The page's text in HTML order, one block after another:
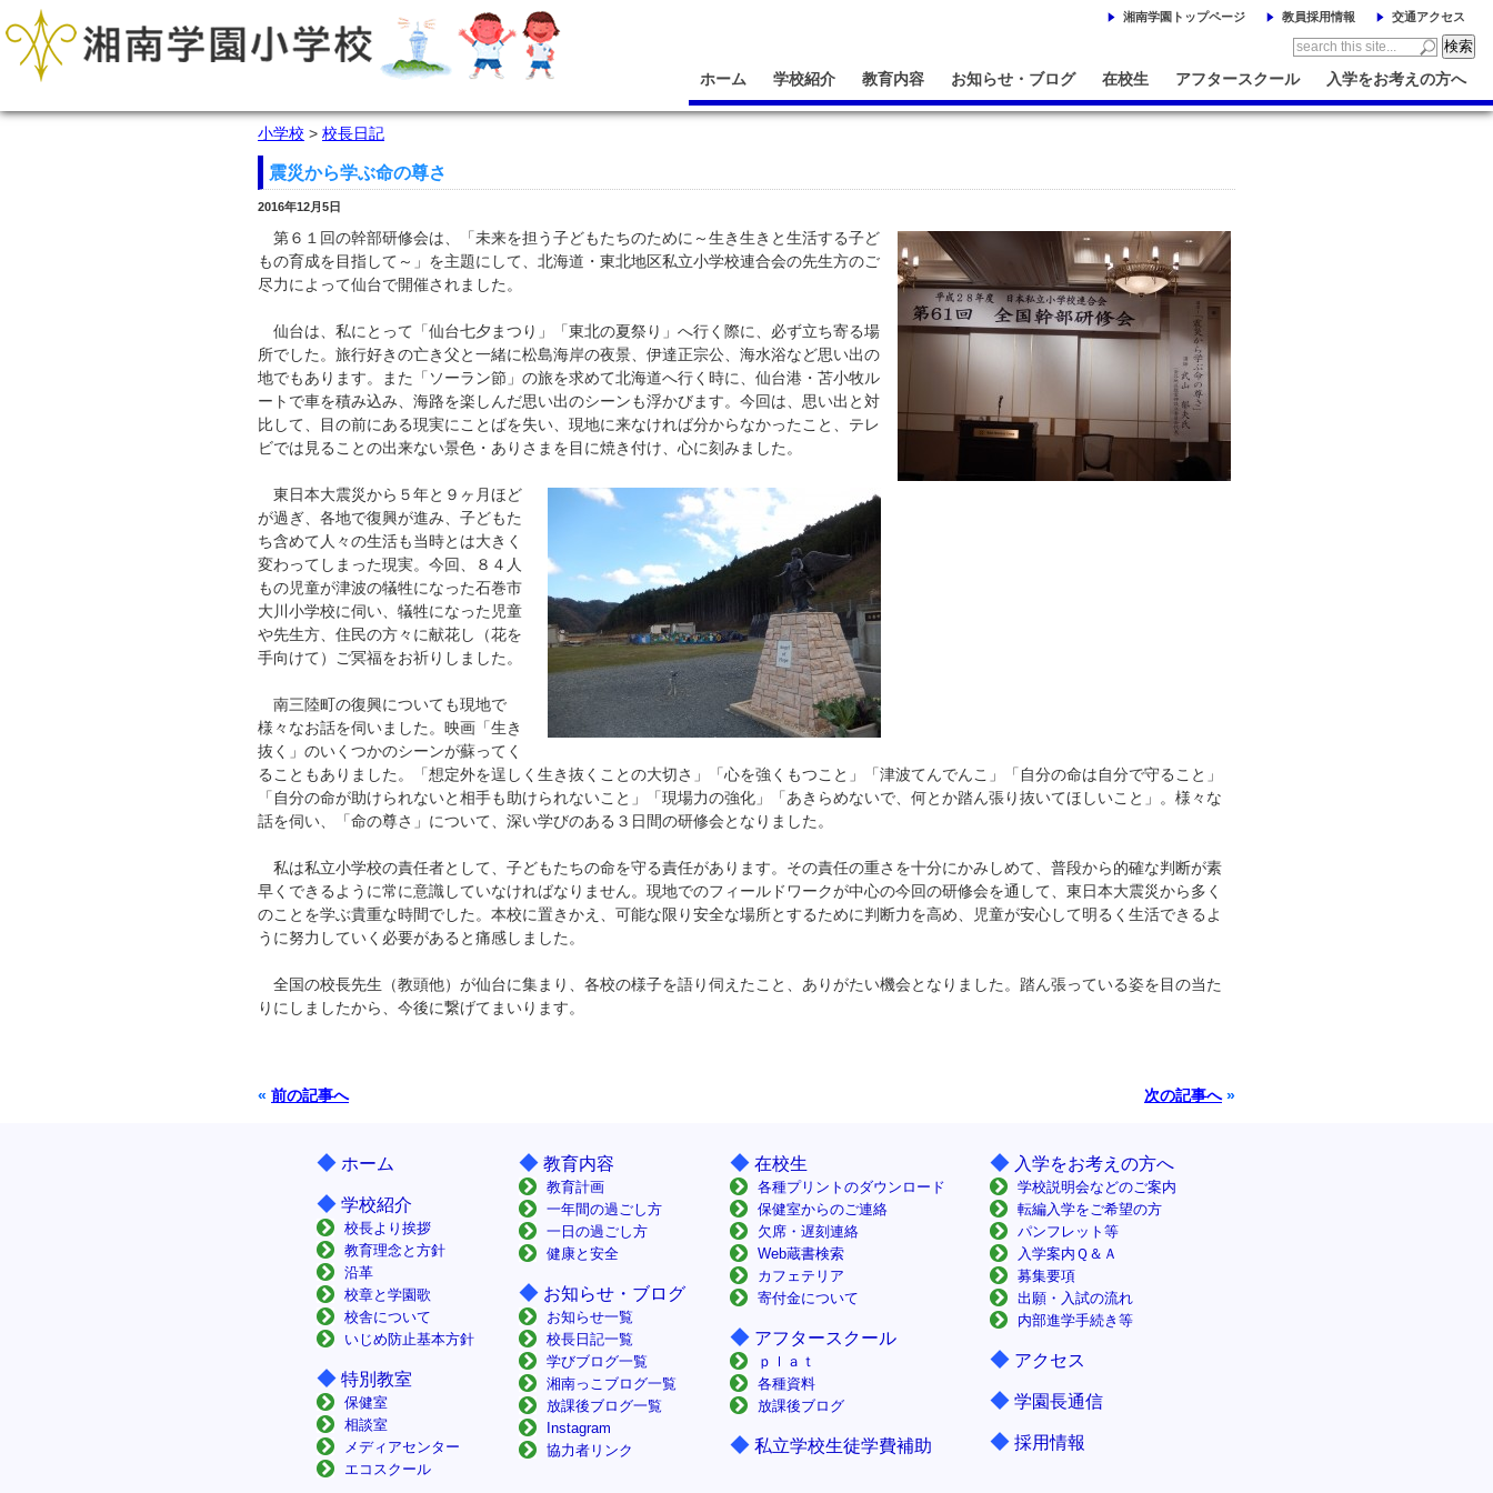
湘南学園トップページ 教員採用情報 交通アクセス
ホーム 学校紹介 教育内容 お知らせ・ブログ 在校生 アフタースクール 入学をお考えの方へ
小学校 > 校長日記
震災から学ぶ命の尊さ
2016年12月5日
第６１回の幹部研修会は、「未来を担う子どもたちのために～生き生きと生活する子ど
もの育成を目指して～」を主題にして、北海道・東北地区私立小学校連合会の先生方のご
尽力によって仙台で開催されました。
仙台は、私にとって「仙台七夕まつり」「東北の夏祭り」へ行く際に、必ず立ち寄る場
所でした。旅行好きの亡き父と一緒に松島海岸の夜景、伊達正宗公、海水浴など思い出の
地でもあります。また「ソーラン節」の旅を求めて北海道へ行く時に、仙台港・苫小牧ル
ートで車を積み込み、海路を楽しんだ思い出のシーンも浮かびます。今回は、思い出と対
比して、目の前にある現実にことばを失い、現地に来なければ分からなかったこと、テレ
ビでは見ることの出来ない景色・ありさまを目に焼き付け、心に刻みました。
東日本大震災から５年と９ヶ月ほど
が過ぎ、各地で復興が進み、子どもた
ち含めて人々の生活も当時とは大きく
変わってしまった現実。今回、８４人
もの児童が津波の犠牲になった石巻市
大川小学校に伺い、犠牲になった児童
や先生方、住民の方々に献花し（花を
手向けて）ご冥福をお祈りしました。
南三陸町の復興についても現地で
様々なお話を伺いました。映画「生き
抜く」のいくつかのシーンが蘇ってく
ることもありました。「想定外を逞しく生き抜くことの大切さ」「心を強くもつこと」「津波てんでんこ」「自分の命は自分で守ること」
「自分の命が助けられないと相手も助けられないこと」「現場力の強化」「あきらめないで、何とか踏ん張り抜いてほしいこと」。様々な
話を伺い、「命の尊さ」について、深い学びのある３日間の研修会となりました。
私は私立小学校の責任者として、子どもたちの命を守る責任があります。その責任の重さを十分にかみしめて、普段から的確な判断が素
早くできるように常に意識していなければなりません。現地でのフィールドワークが中心の今回の研修会を通して、東日本大震災から多く
のことを学ぶ貴重な時間でした。本校に置きかえ、可能な限り安全な場所とするために判断力を高め、児童が安心して明るく生活できるよ
うに努力していく必要があると痛感しました。
全国の校長先生（教頭他）が仙台に集まり、各校の様子を語り伺えたこと、ありがたい機会となりました。踏ん張っている姿を目の当た
りにしましたから、今後に繋げてまいります。
« 前の記事へ 次の記事へ»
◆ ホーム
◆ 学校紹介
校長より挨拶
教育理念と方針
沿革
校章と学園歌
校舎について
いじめ防止基本方針
◆ 特別教室
保健室
相談室
メディアセンター
エコスクール
◆ 教育内容
教育計画
一年間の過ごし方
一日の過ごし方
健康と安全
◆ お知らせ・ブログ
お知らせ一覧
校長日記一覧
学びブログ一覧
湘南っこブログ一覧
放課後ブログ一覧
Instagram
協力者リンク
◆ 在校生
各種プリントのダウンロード
保健室からのご連絡
欠席・遅刻連絡
Web蔵書検索
カフェテリア
寄付金について
◆ アフタースクール
ｐｌａｔ
各種資料
放課後ブログ
◆ 私立学校生徒学費補助
◆ 入学をお考えの方へ
学校説明会などのご案内
転編入学をご希望の方
パンフレット等
入学案内Ｑ＆Ａ
募集要項
出願・入試の流れ
内部進学手続き等
◆ アクセス
◆ 学園長通信
◆ 採用情報